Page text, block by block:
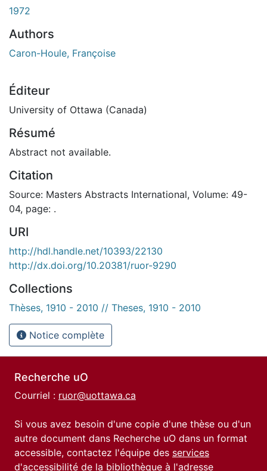
1972
Authors
Caron-Houle, Françoise
Éditeur
University of Ottawa (Canada)
Résumé
Abstract not available.
Citation
Source: Masters Abstracts International, Volume: 49-
04, page: .
URI
http://hdl.handle.net/10393/22130
http://dx.doi.org/10.20381/ruor-9290
Collections
Thèses, 1910 - 2010 // Theses, 1910 - 2010
Notice complète
Recherche uO
Courriel : ruor@uottawa.ca
Si vous avez besoin d'une copie d'une thèse ou d'un
autre document dans Recherche uO dans un format
accessible, contactez l'équipe des services
d'accessibilité de la bibliothèque à l'adresse